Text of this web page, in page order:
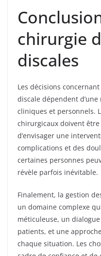
chirurgie
discales
Les décisions
discale dépendent
cliniques et personnels.
chirurgicaux doivent
d’envisager une
complications et des
certaines personnes
révèle parfois inévitable.
Finalement, la gestion
un domaine complexe
méticuleuse, un
patients, et une
chaque situation. Les